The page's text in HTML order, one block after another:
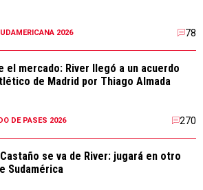
2026 78
el mercado: River llegó a un acuerdo
de Madrid por Thiago Almada
DE PASES 2026 270
Castaño se va de River: jugará en otro
Sudamérica